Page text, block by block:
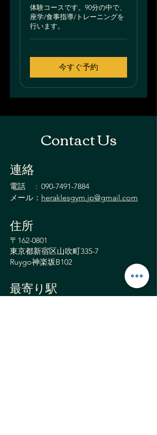
体験コースです。90分の中で、
座学/食事指導/トレーニングを
行います。
今すぐ予約
Contact Us
連絡
電話 : 090-7491-7884
メール： heraklesgym.jp@gmail.com
​住所
〒162-0801
東京都新宿区山吹町335-7
Ruygo神楽坂B102
最寄り駅